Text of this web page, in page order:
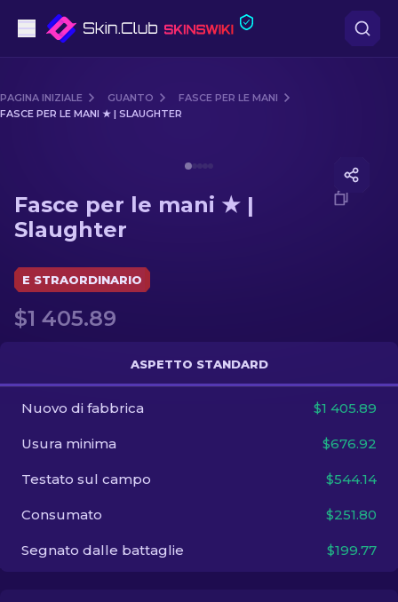
Fascia media
Fucile di precisione
Guanto
Altro
IT
PAGINA INIZIALE GUANTO
FASCE PER LE MANI
FASCE PER LE MANI ★ | SLAUGHTER
Fasce per le mani ★ |
Slaughter
E STRAORDINARIO
$1 405.89
ASPETTO STANDARD
Nuovo di fabbrica $1 405.89
Usura minima $676.92
Testato sul campo $544.14
Consumato $251.80
Segnato dalle battaglie $199.77